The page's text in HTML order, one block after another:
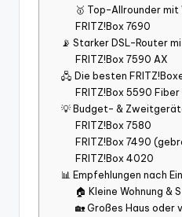
🥇 Top-Allrounder mit
FRITZ!Box 7690
📡 Starker DSL-Router
FRITZ!Box 7590 AX
🖧 Die besten
FRITZ!Box 5590 Fiber
💡 Budget- &
FRITZ!Box 7580
FRITZ!Box 7490
FRITZ!Box 4020
📊 Empfehlungen nach
🏠 Kleine Wohnung
🏡 Großes Haus oder